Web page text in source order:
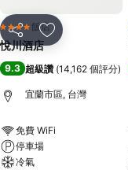
分享 加入我的最愛
4 星級 飯店
悅川酒店
9.3 超級讚 (14,162 個評分)
宜蘭市區, 台灣
免費 WiFi
停車場
冷氣